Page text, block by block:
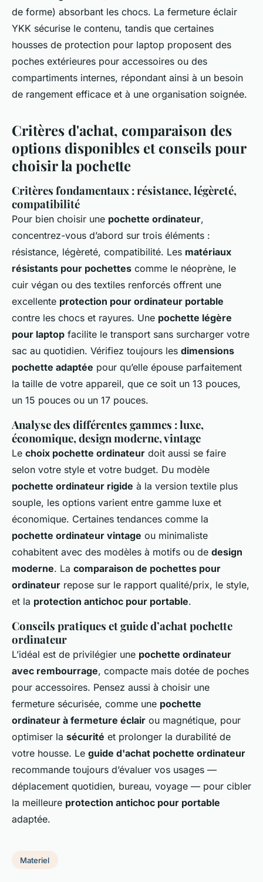
de forme) absorbant les chocs. La fermeture éclair
YKK sécurise le contenu, tandis que certaines
housses de protection pour laptop proposent des
poches extérieures pour accessoires ou des
compartiments internes, répondant ainsi à un besoin
de rangement efficace et à une organisation soignée.
Critères d'achat, comparaison des
options disponibles et conseils pour
choisir la pochette
Critères fondamentaux : résistance, légèreté,
compatibilité
Pour bien choisir une pochette ordinateur,
concentrez-vous d’abord sur trois éléments :
résistance, légèreté, compatibilité. Les matériaux
résistants pour pochettes comme le néoprène, le
cuir végan ou des textiles renforcés offrent une
excellente protection pour ordinateur portable
contre les chocs et rayures. Une pochette légère
pour laptop facilite le transport sans surcharger votre
sac au quotidien. Vérifiez toujours les dimensions
pochette adaptée pour qu’elle épouse parfaitement
la taille de votre appareil, que ce soit un 13 pouces,
un 15 pouces ou un 17 pouces.
Analyse des différentes gammes : luxe,
économique, design moderne, vintage
Le choix pochette ordinateur doit aussi se faire
selon votre style et votre budget. Du modèle
pochette ordinateur rigide à la version textile plus
souple, les options varient entre gamme luxe et
économique. Certaines tendances comme la
pochette ordinateur vintage ou minimaliste
cohabitent avec des modèles à motifs ou de design
moderne. La comparaison de pochettes pour
ordinateur repose sur le rapport qualité/prix, le style,
et la protection antichoc pour portable.
Conseils pratiques et guide d’achat pochette
ordinateur
L’idéal est de privilégier une pochette ordinateur
avec rembourrage, compacte mais dotée de poches
pour accessoires. Pensez aussi à choisir une
fermeture sécurisée, comme une pochette
ordinateur à fermeture éclair ou magnétique, pour
optimiser la sécurité et prolonger la durabilité de
votre housse. Le guide d'achat pochette ordinateur
recommande toujours d’évaluer vos usages —
déplacement quotidien, bureau, voyage — pour cibler
la meilleure protection antichoc pour portable
adaptée.
Materiel